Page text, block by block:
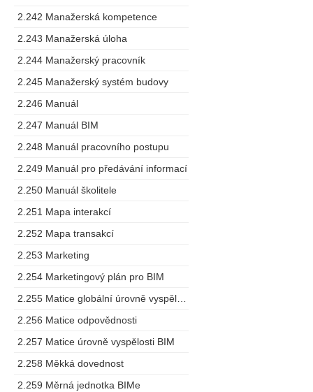
2.242 Manažerská kompetence
2.243 Manažerská úloha
2.244 Manažerský pracovník
2.245 Manažerský systém budovy
2.246 Manuál
2.247 Manuál BIM
2.248 Manuál pracovního postupu
2.249 Manuál pro předávání informací
2.250 Manuál školitele
2.251 Mapa interakcí
2.252 Mapa transakcí
2.253 Marketing
2.254 Marketingový plán pro BIM
2.256 Matice odpovědnosti
2.257 Matice úrovně vyspělosti BIM
2.258 Měkká dovednost
2.259 Měrná jednotka BIMe